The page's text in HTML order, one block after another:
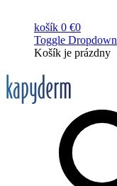
košík 0 €0
Toggle Dropdown
Košík je prázdny